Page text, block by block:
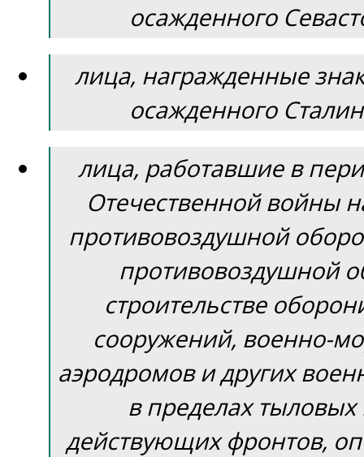
осажденного
лица, награжденные
осажденного
лица, работавшие в
Отечественной войны
противовоздушной
противовоздушной
строительстве
сооружений, военно-
аэродромов и других
в пределах тыловых
действующих фронтов,